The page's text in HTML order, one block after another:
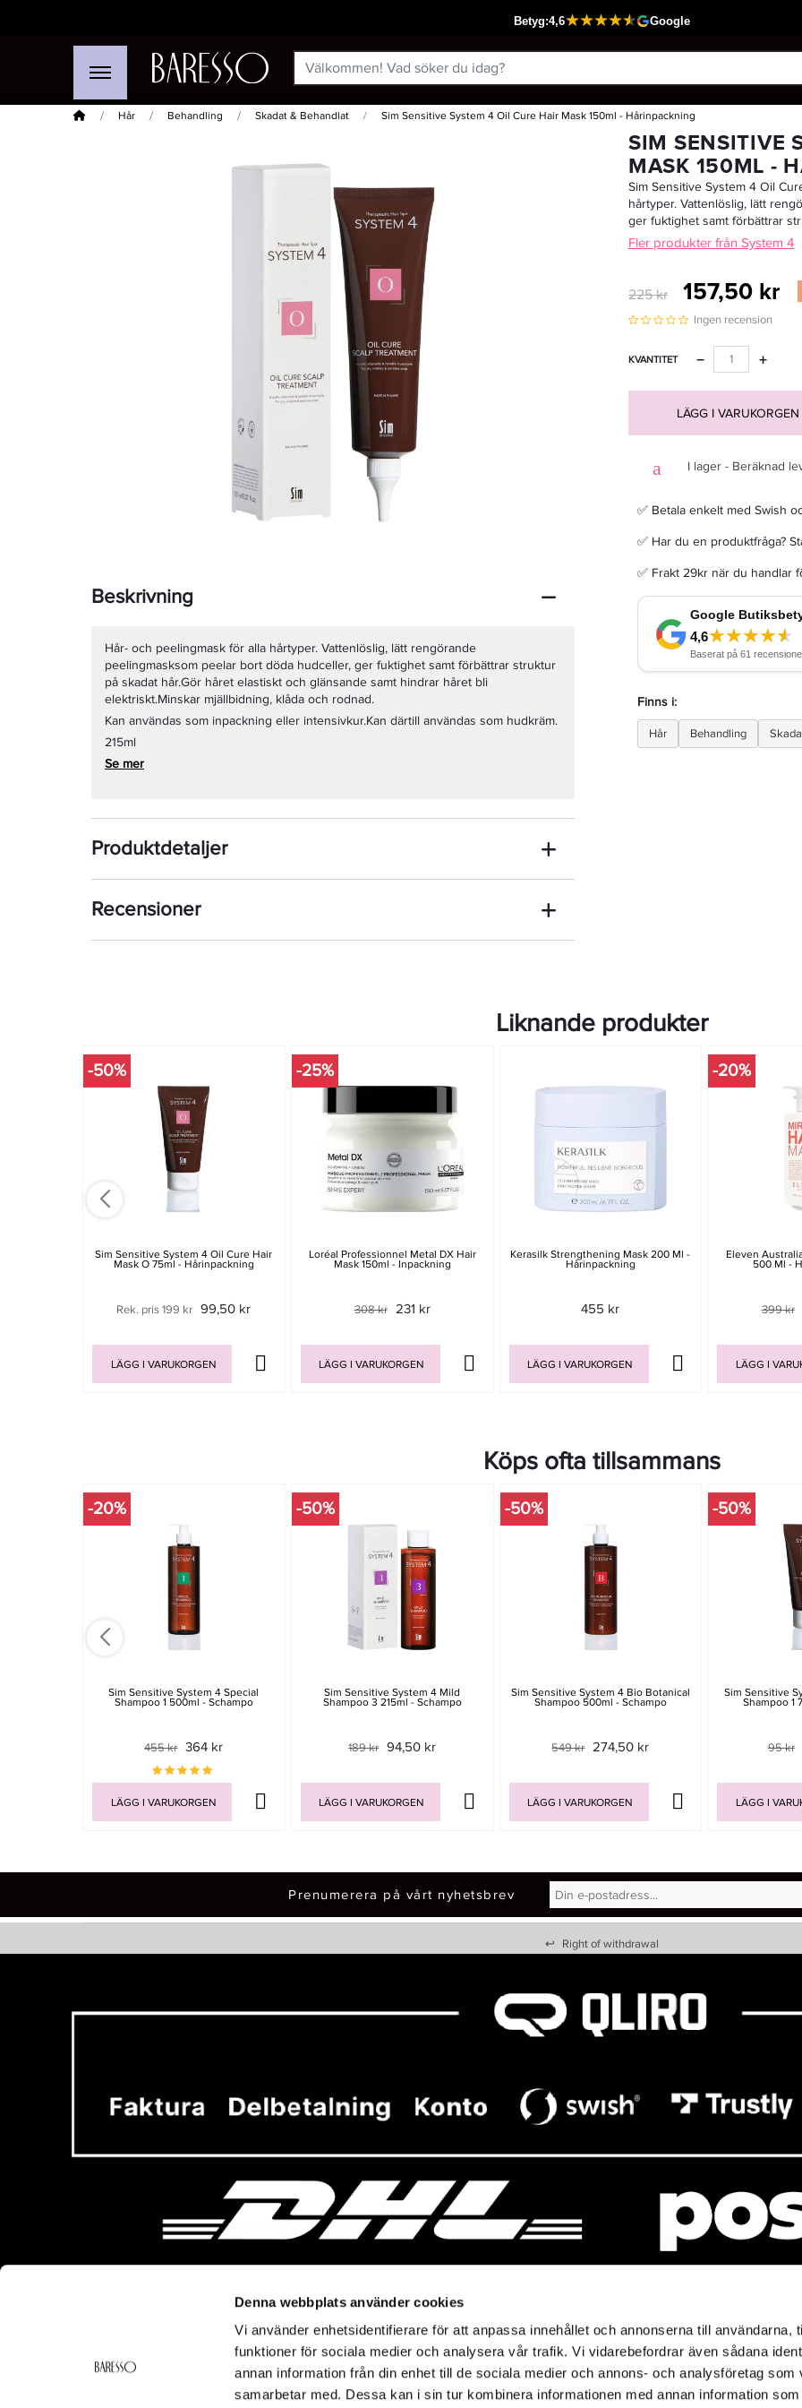
Denna webbplats använder cookies
Vi använder enhetsidentifierare för att anpassa innehållet och annonserna till användarna,
funktioner för sociala medier och analysera vår trafik. Vi vidarebefordrar även sådana
annan information från din enhet till de sociala medier och annons- och analysföretag som
samarbetar med. Dessa kan i sin tur kombinera informationen med annan information
Hem Hår Behandling Skadat & Behandlat Sim Sensitive System 4 Oil Cure Hair Mask 150ml - Hårinpackning
Passar din varukorg
Sim Sensitive System 4 Mild Shampoo 3 500ml - Schampo
Beskrivning
Hår- och peelingmask för alla hårtyper. Vattenlöslig, lätt rengörande
peelingmasksom peelar bort döda hudceller, ger fuktighet samt förbättrar struktur
på skadat hår.Gör håret elastiskt och glänsande samt hindrar håret bli
elektriskt.Minskar mjällbidning, klåda och rodnad.
Kan användas som inpackning eller intensivkur.Kan därtill användas som hudkräm.
215ml
Se mer
Produktdetaljer
Recensioner
SIM SENSITIVE
MASK 150ML -
Sim Sensitive System 4 Oil
hårtyper. Vattenlöslig, lätt
ger fuktighet samt förbättrar
Fler produkter från System 4
225 kr 157,50 kr
Ingen recension
KVANTITET +
−
LÄGG I VARUKORGEN
I lager - Beräknad
✅ Betala enkelt med Swish
✅ Har du en produktfråga?
✅ Frakt 29kr när du handlar
Finns i:
Hår Behandling
Liknande produkter
-50%
Sim Sensitive System 4 Oil Cure Hair
Mask O 75ml - Hårinpackning
Rek. pris 199 kr 99,50 kr
LÄGG I VARUKORGEN
-25%
Loréal Professionnel Metal DX Hair
Mask 150ml - Inpackning
308 kr 231 kr
LÄGG I VARUKORGEN
Kerasilk Strengthening Mask 200 Ml -
Hårinpackning
455 kr
LÄGG I VARUKORGEN
-20%
Eleven
500 Ml -
399 kr
LÄGG I
Köps ofta tillsammans
-20%
Sim Sensitive System 4 Special
Shampoo 1 500ml - Schampo
455 kr 364 kr
LÄGG I VARUKORGEN
-50%
Sim Sensitive System 4 Mild
Shampoo 3 215ml - Schampo
189 kr 94,50 kr
LÄGG I VARUKORGEN
-50%
Sim Sensitive System 4 Bio Botanical
Shampoo 500ml - Schampo
549 kr 274,50 kr
LÄGG I VARUKORGEN
-50%
Sim Sensitive
Shampoo 1
95 kr
LÄGG I
Prenumerera på vårt nyhetsbrev
↩ Right of withdrawal
Frakt & Leverans
Om Baresso
Baresso Magasin
Om Baresso.se
Mitt Baresso
Baresso Family